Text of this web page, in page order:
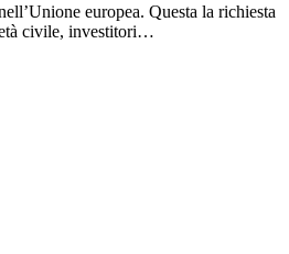
europea. Questa la richiesta
civile, investitori…